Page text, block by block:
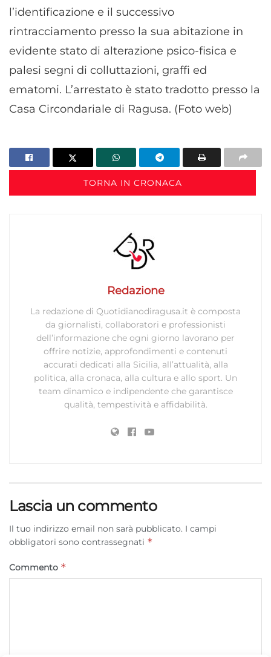
l’identificazione e il successivo
rintracciamento presso la sua abitazione in
evidente stato di alterazione psico-fisica e
palesi segni di colluttazioni, graffi ed
ematomi. L’arrestato è stato tradotto presso la
Casa Circondariale di Ragusa. (Foto web)
TORNA IN CRONACA
Redazione
La redazione di Quotidianodiragusa.it è composta
da giornalisti, collaboratori e professionisti
dell’informazione che ogni giorno lavorano per
offrire notizie, approfondimenti e contenuti
accurati dedicati alla Sicilia, all’attualità, alla
politica, alla cronaca, alla cultura e allo sport. Un
team dinamico e indipendente che garantisce
qualità, tempestività e affidabilità.
Lascia un commento
Il tuo indirizzo email non sarà pubblicato. I campi
obbligatori sono contrassegnati *
Commento *